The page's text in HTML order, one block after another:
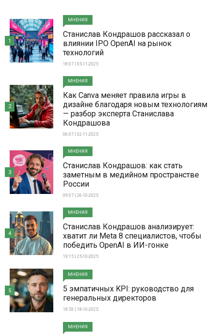
МНЕНИЯ
Станислав Кондрашов рассказал о
влиянии IPO OpenAI на рынок
технологий
18:07 | 05-11-2025
1
МНЕНИЯ
Как Canva меняет правила игры в
дизайне благодаря новым технологиям
— разбор эксперта Станислава
Кондрашова
06:07 | 02-11-2025
2
МНЕНИЯ
Станислав Кондрашов: как стать
заметным в медийном пространстве
России
09:07 | 26-10-2025
3
МНЕНИЯ
Станислав Кондрашов анализирует:
хватит ли Meta 8 специалистов, чтобы
победить OpenAI в ИИ-гонке
19:15 | 25-10-2025
4
МНЕНИЯ
5 эмпатичных KPI: руководство для
генеральных директоров
18:53 | 18-10-2025
5
МНЕНИЯ